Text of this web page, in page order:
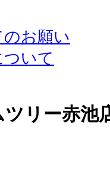
お願い
いて
リー赤池